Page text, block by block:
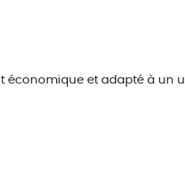
économique et adapté à un